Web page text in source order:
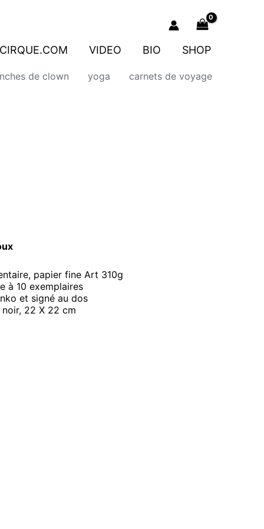
VIDEO BIO SHOP
de clown yoga carnets de voyage
papier fine Art 310g
à 10 exemplaires
et signé au dos
22 X 22 cm